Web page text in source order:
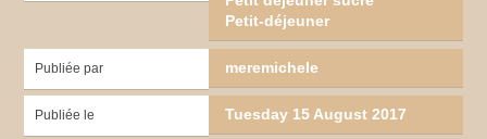
Petit-déjeuner
Publiée par meremichele
Publiée le Tuesday 15 August 2017